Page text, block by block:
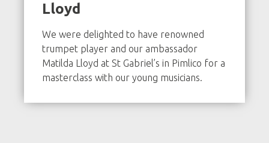
Lloyd
We were delighted to have renowned
trumpet player and our ambassador
Matilda Lloyd at St Gabriel’s in Pimlico for a
masterclass with our young musicians.